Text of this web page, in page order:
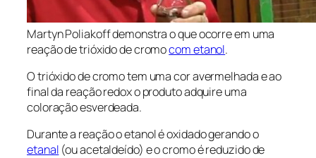
Martyn Poliakoff demonstra o que ocorre em uma
reação de trióxido de cromocom etanol.
O trióxido de cromo tem uma cor avermelhada e ao
final da reação redox o produto adquire uma
coloração esverdeada.
Durante a reação o etanol é oxidado gerando o
etanal (ou acetaldeído) e o cromo é reduzido de